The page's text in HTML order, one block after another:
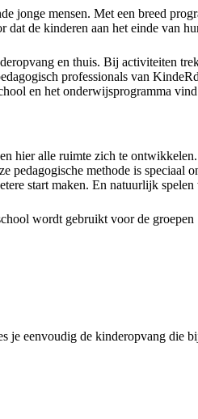
jonge mensen. Met een breed
de kinderen aan het einde van
en thuis. Bij activiteiten
professionals van
en het onderwijsprogramma
alle ruimte zich te
pedagogische methode is
start maken. En natuurlijk
wordt gebruikt voor de
je eenvoudig de kinderopvang die